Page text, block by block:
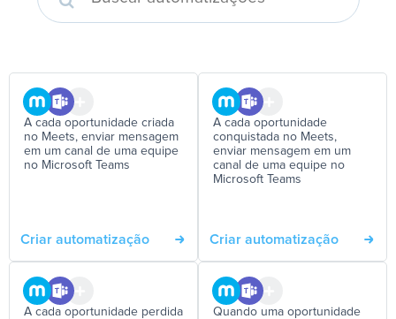
A cada oportunidade criada
no Meets, enviar mensagem
em um canal de uma equipe
no Microsoft Teams
Criar automatização
A cada oportunidade
conquistada no Meets,
enviar mensagem em um
canal de uma equipe no
Microsoft Teams
Criar automatização
A cada oportunidade perdida
Quando uma oportunidade